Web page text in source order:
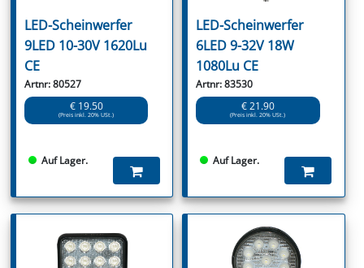
LED-Scheinwerfer
9LED 10-30V 1620Lu
CE
Artnr: 80527
€ 19.50
(Preis inkl. 20% USt.)
Auf Lager.
LED-Scheinwerfer
6LED 9-32V 18W
1080Lu CE
Artnr: 83530
€ 21.90
(Preis inkl. 20% USt.)
Auf Lager.